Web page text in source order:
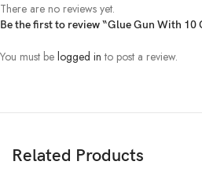
There are no reviews yet.
Be the first to review “Glue Gun With 10
You must be logged in to post a review.
Related Products